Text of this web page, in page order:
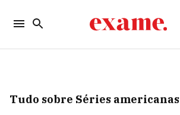
Tudo sobre Séries americanas